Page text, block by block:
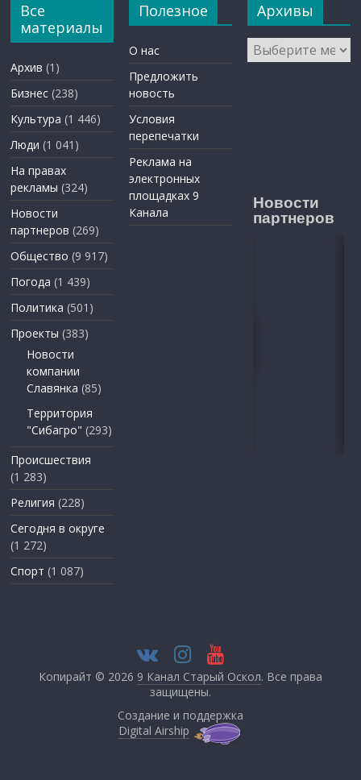
Все
материалы
Архив (1)
Бизнес (238)
Культура (1 446)
Люди (1 041)
На правах
рекламы (324)
Новости
партнеров (269)
Общество (9 917)
Погода (1 439)
Политика (501)
Проекты (383)
Новости
компании
Славянка (85)
Территория
"Сибагро" (293)
Происшествия
(1 283)
Религия (228)
Сегодня в округе
(1 272)
Спорт (1 087)
Полезное
О нас
Предложить
новость
Условия
перепечатки
Реклама на
электронных
площадках 9
Канала
Архивы
Архивы
Новости
партнеров
Копирайт © 2026 9 Канал Старый Оскол. Все права
защищены.
Создание и поддержка
Digital Airship